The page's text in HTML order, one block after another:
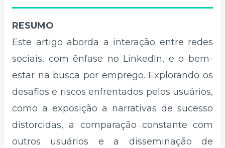
RESUMO
Este artigo aborda a interação entre redes
sociais, com ênfase no LinkedIn, e o bem-
estar na busca por emprego. Explorando os
desafios e riscos enfrentados pelos usuários,
como a exposição a narrativas de sucesso
distorcidas, a comparação constante com
outros usuários e a disseminação de